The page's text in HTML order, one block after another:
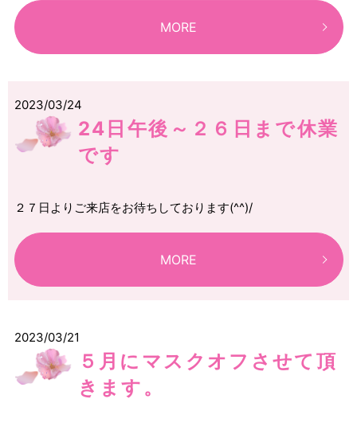
MORE
2023/03/24
24日午後～２６日まで休業
です
２７日よりご来店をお待ちしております(^^)/
MORE
2023/03/21
５月にマスクオフさせて頂
きます。